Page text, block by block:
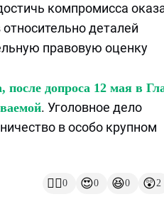
компромисса
деталей
правовую оценку
после допроса 12 мая в
. Уголовное дело
в особо крупном
👍🏻0 😍0 😆0 😲2